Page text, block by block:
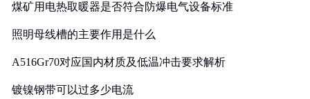
煤矿用电热取暖器是否符合防爆电气设备标准
照明母线槽的主要作用是什么
A516Gr70对应国内材质及低温冲击要求解析
镀镍钢带可以过多少电流